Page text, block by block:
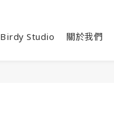
Birdy Studio 關於我們